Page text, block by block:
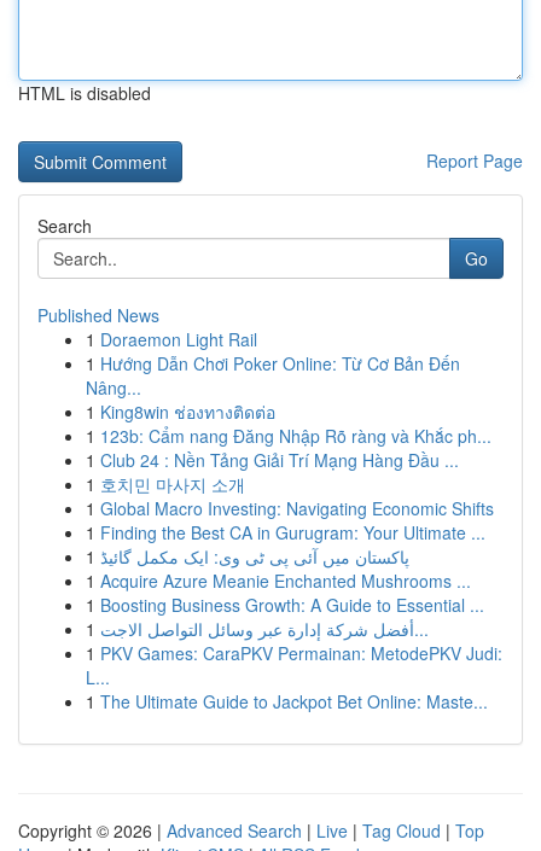
HTML is disabled
Report Page
Search
Go
Published News
1 Doraemon Light Rail
1 Hướng Dẫn Chơi Poker Online: Từ Cơ Bản Đến
Nâng...
1 King8win ช่องทางติดต่อ
1 123b: Cẩm nang Đăng Nhập Rõ ràng và Khắc ph...
1 Club 24 : Nền Tảng Giải Trí Mạng Hàng Đầu ...
1 호치민 마사지 소개
1 Global Macro Investing: Navigating Economic Shifts
1 Finding the Best CA in Gurugram: Your Ultimate ...
1 پاکستان میں آئی پی ٹی وی: ایک مکمل گائیڈ
1 Acquire Azure Meanie Enchanted Mushrooms ...
1 Boosting Business Growth: A Guide to Essential ...
1
أفضل شركة إدارة عبر وسائل التواصل الاجت...
1 PKV Games: CaraPKV Permainan: MetodePKV Judi:
L...
1 The Ultimate Guide to Jackpot Bet Online: Maste...
Copyright © 2026 | Advanced Search | Live | Tag Cloud | Top